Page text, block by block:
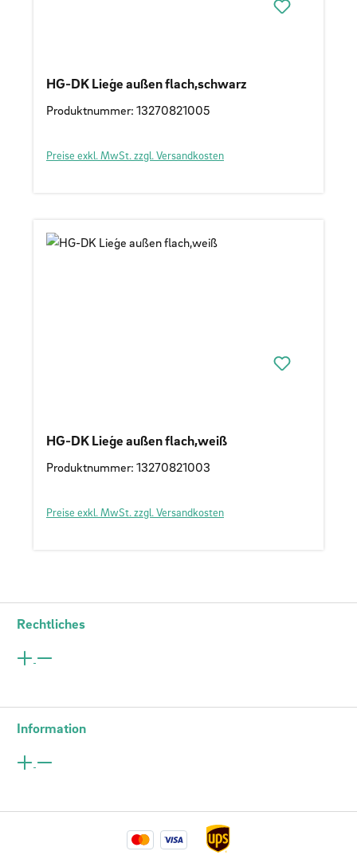
HG-DK Lieǵe außen flach,schwarz
Produktnummer: 13270821005
Preise exkl. MwSt. zzgl. Versandkosten
HG-DK Lieǵe außen flach,weiß
Produktnummer: 13270821003
Preise exkl. MwSt. zzgl. Versandkosten
Rechtliches
Information